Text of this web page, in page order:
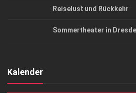
Reiselust und Rückkehr
Sommertheater in
Kalender